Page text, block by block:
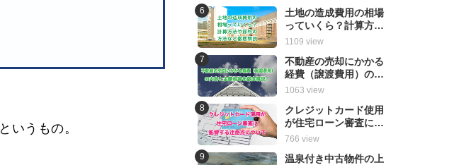
というもの。
土地の造成費用の相場
っていくら？計算方法
や節約の方法など徹底
1109 view
不動産の売却にかかる
経費（譲渡費用）の内
容と金額相場を徹底解
1063 view
クレジットカード使用
が住宅ローン審査に影
響する注意点について
766 view
温泉付き中古物件の上